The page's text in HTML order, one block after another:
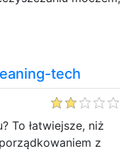
tech
To łatwiejsze, niż
z